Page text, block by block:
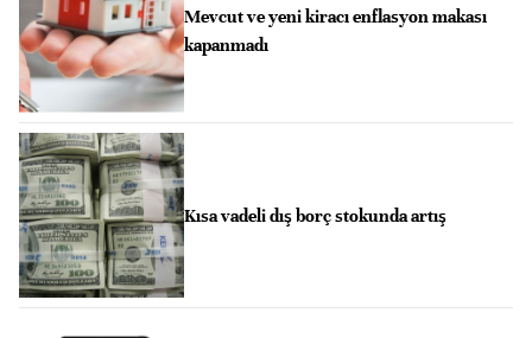
Mevcut ve yeni kiracı enflasyon makası
kapanmadı
Kısa vadeli dış borç stokunda artış